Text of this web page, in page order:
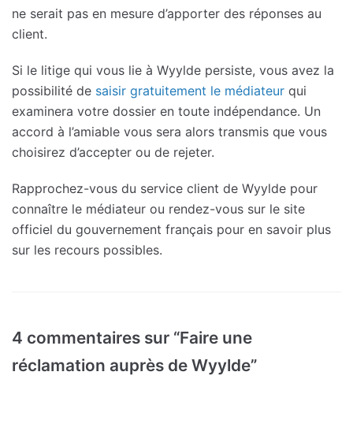
ne serait pas en mesure d’apporter des réponses au
client.
Si le litige qui vous lie à Wyylde persiste, vous avez la
possibilité de saisir gratuitement le médiateur qui
examinera votre dossier en toute indépendance. Un
accord à l’amiable vous sera alors transmis que vous
choisirez d’accepter ou de rejeter.
Rapprochez-vous du service client de Wyylde pour
connaître le médiateur ou rendez-vous sur le site
officiel du gouvernement français pour en savoir plus
sur les recours possibles.
4 commentaires sur “Faire une
réclamation auprès de Wyylde”